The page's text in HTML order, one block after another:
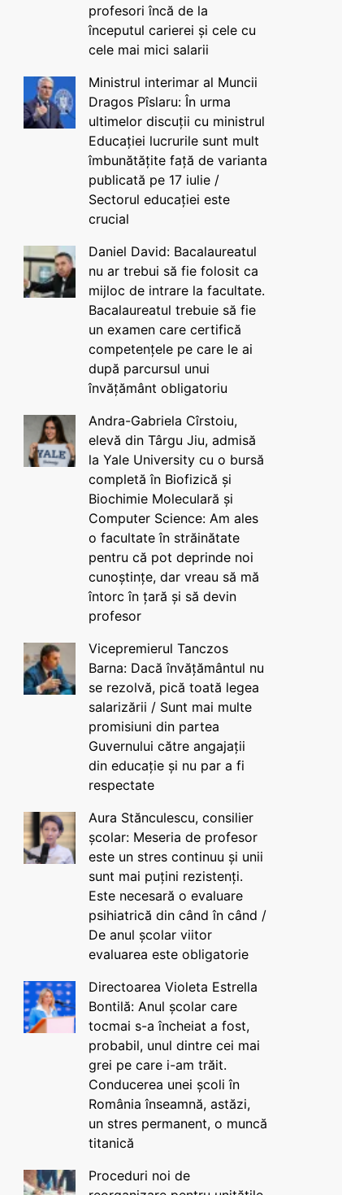
profesori încă de la
începutul carierei și cele cu
cele mai mici salarii
Ministrul interimar al Muncii
Dragos Pîslaru: În urma
ultimelor discuții cu ministrul
Educației lucrurile sunt mult
îmbunătățite față de varianta
publicată pe 17 iulie /
Sectorul educației este
crucial
Daniel David: Bacalaureatul
nu ar trebui să fie folosit ca
mijloc de intrare la facultate.
Bacalaureatul trebuie să fie
un examen care certifică
competențele pe care le ai
după parcursul unui
învățământ obligatoriu
Andra-Gabriela Cîrstoiu,
elevă din Târgu Jiu, admisă
la Yale University cu o bursă
completă în Biofizică și
Biochimie Moleculară și
Computer Science: Am ales
o facultate în străinătate
pentru că pot deprinde noi
cunoștințe, dar vreau să mă
întorc în țară și să devin
profesor
Vicepremierul Tanczos
Barna: Dacă învățământul nu
se rezolvă, pică toată legea
salarizării / Sunt mai multe
promisiuni din partea
Guvernului către angajații
din educație și nu par a fi
respectate
Aura Stănculescu, consilier
școlar: Meseria de profesor
este un stres continuu și unii
sunt mai puțini rezistenți.
Este necesară o evaluare
psihiatrică din când în când /
De anul școlar viitor
evaluarea este obligatorie
Directoarea Violeta Estrella
Bontilă: Anul școlar care
tocmai s-a încheiat a fost,
probabil, unul dintre cei mai
grei pe care i-am trăit.
Conducerea unei școli în
România înseamnă, astăzi,
un stres permanent, o muncă
titanică
Proceduri noi de